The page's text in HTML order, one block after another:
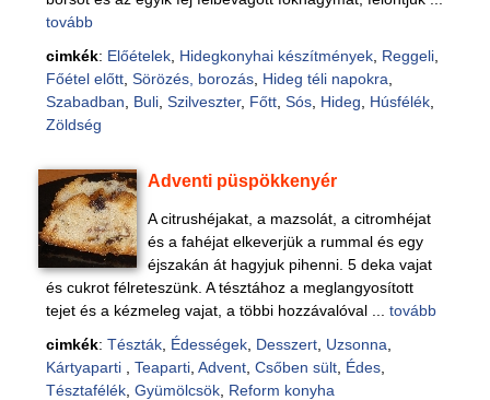
tovább
cimkék: Előételek, Hidegkonyhai készítmények, Reggeli,
Főétel előtt, Sörözés, borozás, Hideg téli napokra
Szabadban
Buli, Szilveszter, Főtt, Sós, Hideg Húsfélék,
Zöldség
Adventi püspökkenyér
A citrushéjakat, a mazsolát, a citromhéjat
és a fahéjat elkeverjük a rummal és egy
éjszakán át hagyjuk pihenni. 5 deka vajat
és cukrot félreteszünk. A tésztához a meglangyosított
tejet és a kézmeleg vajat, a többi hozzávalóval ... tovább
cimkék: Tészták, Édességek, Desszert, Uzsonna
Kártyaparti
Teaparti, Advent, Csőben sült, Édes,
Tésztafélék, Gyümölcsök, Reform konyha